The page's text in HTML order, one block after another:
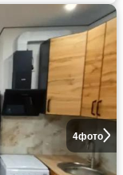
4фото